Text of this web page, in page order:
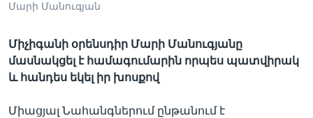
Մարի Մանուգյան
Միչիգանի օրենսդիր Մարի Մանուգյանը
մասնակցել է համագումարին որպես պատվիրակ
և հանդես եկել իր խոսքով
Միացյալ Նահանգներում ընթանում է